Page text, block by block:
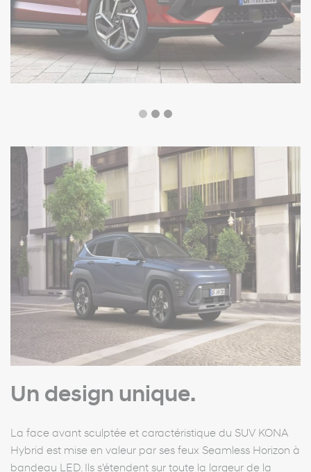
Un design unique.
La face avant sculptée et caractéristique du SUV KONA
Hybrid est mise en valeur par ses feux Seamless Horizon à
bandeau LED. Ils s'étendent sur toute la largeur de la